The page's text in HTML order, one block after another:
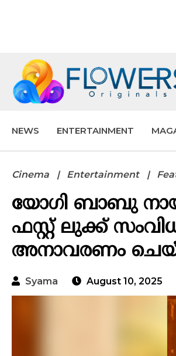
NEWS ENTERTAINMENT
Cinema Entertainment
യോഗി ബാബു
ഫസ്റ്റ് ലുക്ക്
അനാവരണം
Syama August 10, 2025